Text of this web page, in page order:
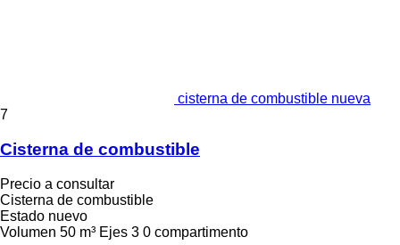
cisterna de combustible nueva
7
Cisterna de combustible
Precio a consultar
Cisterna de combustible
Estado nuevo
Volumen 50 m³ Ejes 3 0 compartimento